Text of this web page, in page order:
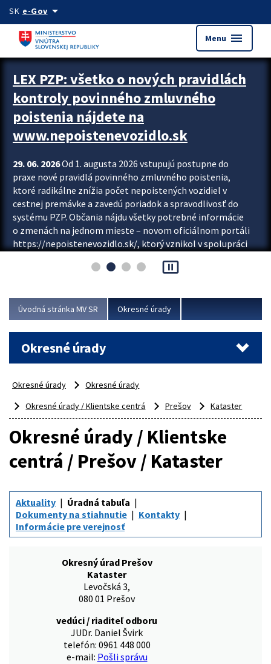
Preskocit na hlavný obsah
SK e-Govarrow_drop_down
Menu menu
Zastavit automatický posun upútavok
LEX PZP: všetko o nových pravidlách
kontroly povinného zmluvného
poistenia nájdete na
www.nepoistenevozidlo.sk
29. 06. 2026Od 1. augusta 2026 vstupujú postupne do
praxe nové pravidlá povinného zmluvného poistenia,
ktoré radikálne znížia počet nepoistených vozidiel v
cestnej premávke a zavedú poriadok a spravodlivosť do
systému PZP. Občania nájdu všetky potrebné informácie
o zmenách na jednom mieste – novom oficiálnom portáli
https://nepoistenevozidlo.sk/, ktorý vznikol v spolupráci
asociácie poisťovní (SLASPO) a Ministerstva vnútra SR.
Viac
pause_presentation
Úvodná stránka MV SR Okresné úrady
Okresné úrady
Okresné úrady
Okresné úrady
Okresné úrady / Klientske centrá
Prešov Kataster
Okresné úrady / Klientske
centrá / Prešov / Kataster
Aktuality
Úradná tabuľa
Dokumenty na stiahnutie
Kontakty
Informácie pre verejnosť
Okresný úrad Prešov
Kataster
Levočská 3,
080 01 Prešov
vedúci / riaditeľ odboru
JUDr. Daniel Švirk
telefón: 0961 448 000
e-mail: Pošli správu